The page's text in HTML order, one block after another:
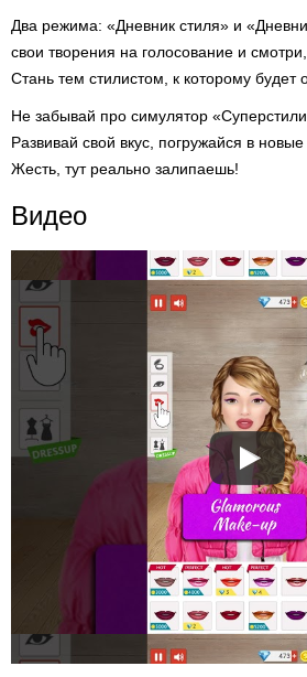
Два режима: «Дневник стиля» и
свои творения на голосование и смотри,
Стань тем стилистом, к которому будет
Не забывай про симулятор
Развивай свой вкус, погружайся в
Жесть, тут реально залипаешь!
Видео